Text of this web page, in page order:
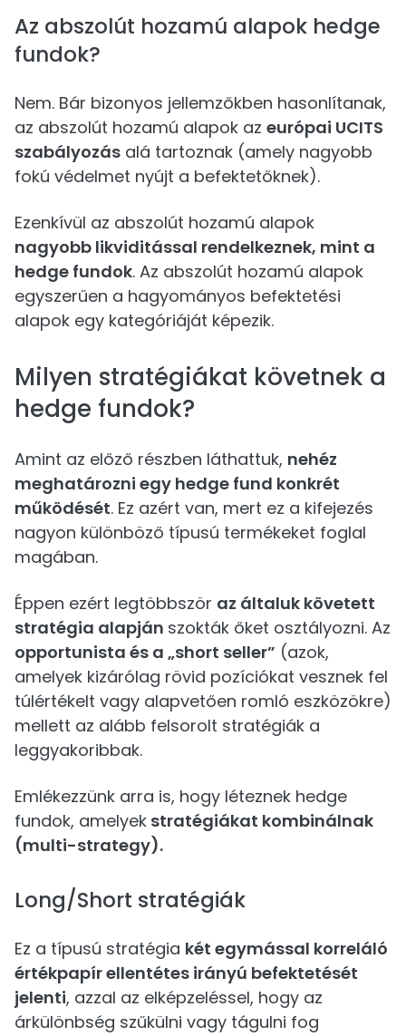
Az abszolút hozamú alapok hedge
fundok?
Nem. Bár bizonyos jellemzőkben hasonlítanak,
az abszolút hozamú alapok az európai UCITS
szabályozás alá tartoznak (amely nagyobb
fokú védelmet nyújt a befektetőknek).
Ezenkívül az abszolút hozamú alapok
nagyobb likviditással rendelkeznek, mint a
hedge fundok. Az abszolút hozamú alapok
egyszerűen a hagyományos befektetési
alapok egy kategóriáját képezik.
Milyen stratégiákat követnek a
hedge fundok?
Amint az előző részben láthattuk, nehéz
meghatározni egy hedge fund konkrét
működését. Ez azért van, mert ez a kifejezés
nagyon különböző típusú termékeket foglal
magában.
Éppen ezért legtöbbször az általuk követett
stratégia alapján szokták őket osztályozni. Az
opportunista és a „short seller” (azok,
amelyek kizárólag rövid pozíciókat vesznek fel
túlértékelt vagy alapvetően romló eszközökre)
mellett az alább felsorolt stratégiák a
leggyakoribbak.
Emlékezzünk arra is, hogy léteznek hedge
fundok, amelyek stratégiákat kombinálnak
(multi-strategy).
Long/Short stratégiák
Ez a típusú stratégia két egymással korreláló
értékpapír ellentétes irányú befektetését
jelenti, azzal az elképzeléssel, hogy az
árkülönbség szűkülni vagy tágulni fog